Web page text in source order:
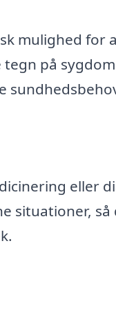
mulighed for
på
eller
situationer,